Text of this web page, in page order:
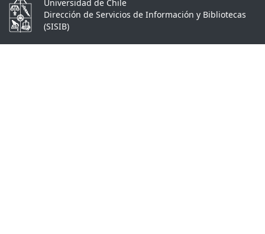
Universidad de Chile
Dirección de Servicios de Información y Bibliotecas
(SISIB)